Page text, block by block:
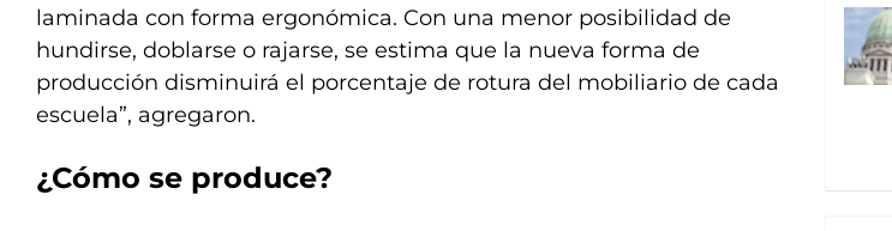
laminada con forma ergonómica. Con una menor posibilidad de
hundirse, doblarse o rajarse, se estima que la nueva forma de
producción disminuirá el porcentaje de rotura del mobiliario de cada
escuela”, agregaron.
¿Cómo se produce?